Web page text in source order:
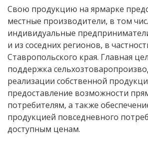
Свою продукцию на ярмарке
местные производители, в том
индивидуальные
и из соседних регионов, в
Ставропольского края. Главная
поддержка
реализации собственной
предоставление возможности
потребителям, а также
продукцией повседневного
доступным ценам.